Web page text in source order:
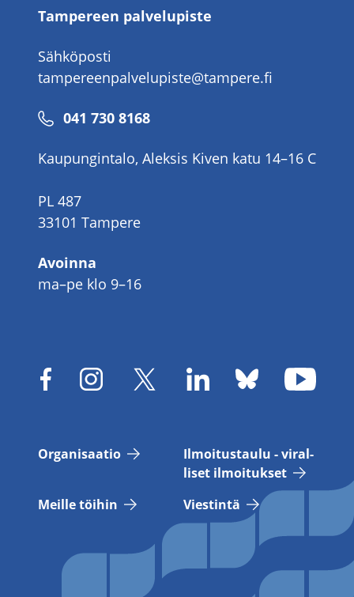
Tampereen palvelupiste
Sähköposti
tampereenpalvelupiste@tampere.fi
Puhelinnumero
041 730 8168
Kaupungintalo, Aleksis Kiven katu 14–16 C
PL 487
33101 Tampere
Avoinna
ma–pe klo 9–16
Or­ga­ni­saa­tio
Il­moi­tus­tau­lu - vi­ral­
li­set il­moi­tuk­set
Meil­le töi­hin
Vies­tin­tä